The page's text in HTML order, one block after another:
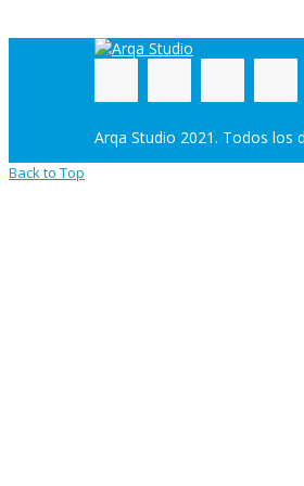
Arqa Studio 2021. Todos los
Back to Top